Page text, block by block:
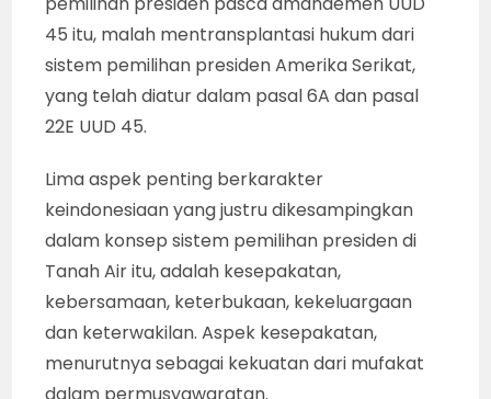
45 itu, malah mentransplantasi hukum dari
sistem pemilihan presiden Amerika Serikat,
yang telah diatur dalam pasal 6A dan pasal
22E UUD 45.
Lima aspek penting berkarakter
keindonesiaan yang justru dikesampingkan
dalam konsep sistem pemilihan presiden di
Tanah Air itu, adalah kesepakatan,
kebersamaan, keterbukaan, kekeluargaan
dan keterwakilan. Aspek kesepakatan,
menurutnya sebagai kekuatan dari mufakat